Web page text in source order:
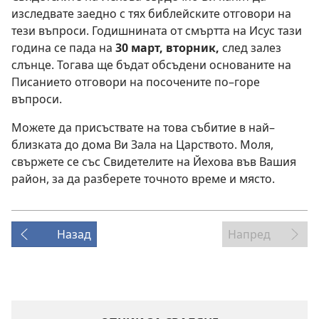
изследвате заедно с тях библейските отговори на
тези въпроси. Годишнината от смъртта на Исус тази
година се пада на 30 март, вторник, след залез
слънце. Тогава ще бъдат обсъдени основаните на
Писанието отговори на посочените по–горе
въпроси.
Можете да присъствате на това събитие в най–
близката до дома Ви Зала на Царството. Моля,
свържете се със Свидетелите на Йехова във Вашия
район, за да разберете точното време и място.
Назад Напред